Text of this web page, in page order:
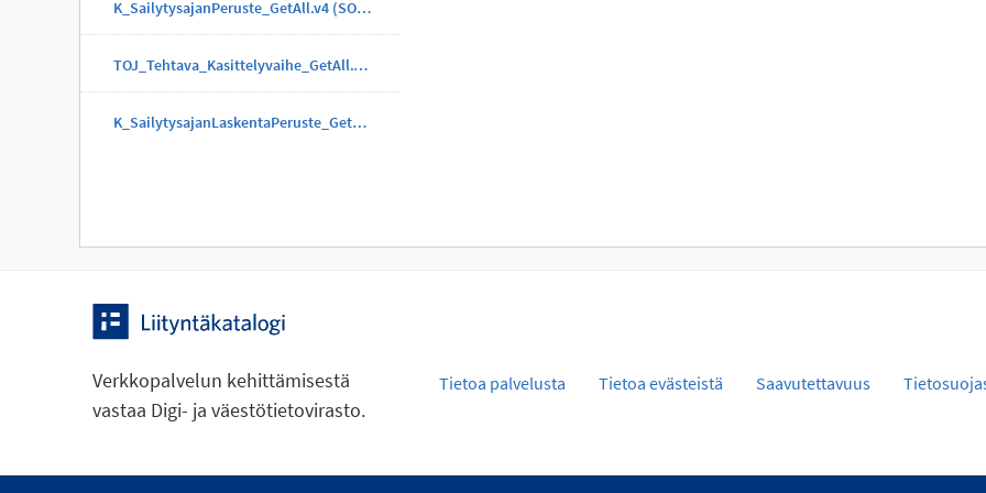
K_SailytysajanPeruste_GetAll.v4 (SOAP)
TOJ_Tehtava_Kasittelyvaihe_GetAll.v4 (SOAP)
K_SailytysajanLaskentaPeruste_GetAll.v4 (SOAP)
Verkkopalvelun kehittämisestä
vastaa Digi- ja väestötietovirasto.
Tietoa palvelusta Tietoa evästeistä Saavutettavuus